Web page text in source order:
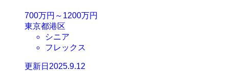
700万円～1200万円
東京都港区
シニア
フレックス
更新日2025.9.12